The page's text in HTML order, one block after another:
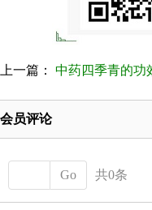
上一篇： 中药四季青的功
会员评论
Go 共0条